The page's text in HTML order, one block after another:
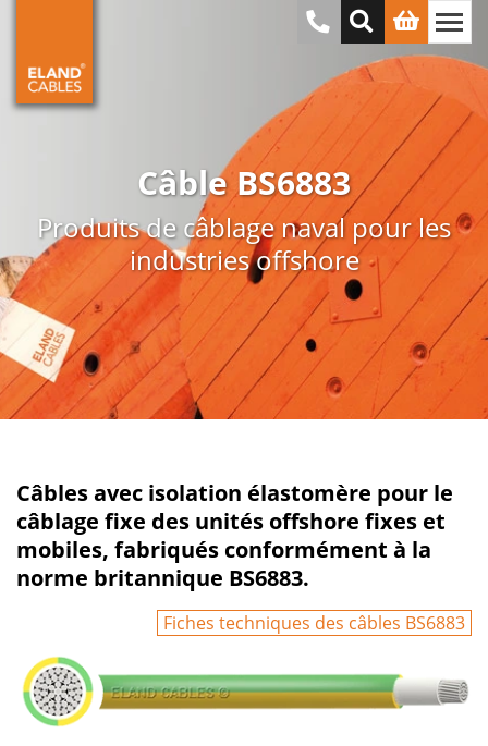
Câble BS6883
Produits de câblage naval pour les
industries offshore
Câbles avec isolation élastomère pour le
câblage fixe des unités offshore fixes et
mobiles, fabriqués conformément à la
norme britannique BS6883.
Fiches techniques des câbles BS6883